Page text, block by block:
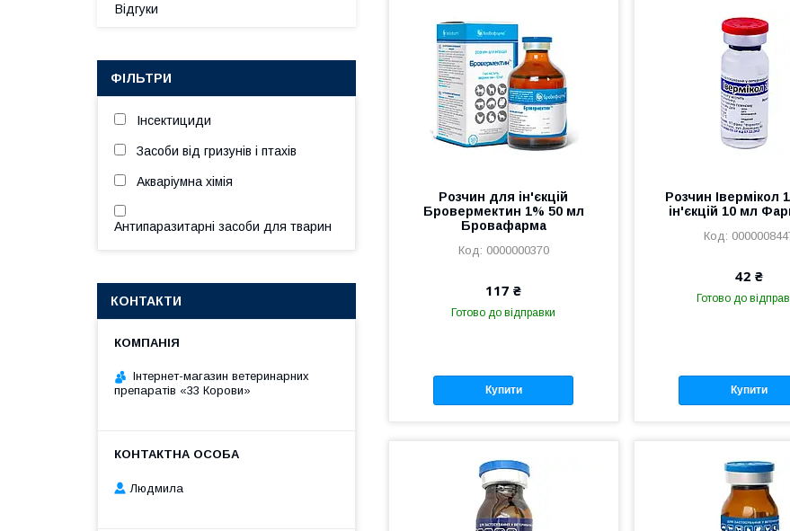
Розчин для ін'єкцій
Бровермектин 1% 50 мл
Бровафарма
0000000370
117 ₴
Готово до відправки
Купити
Розчин Івермікол
ін'єкцій 10 мл
42 ₴
Готово до
Купити
Відгуки
ФІЛЬТРИ
Інсектициди
Засоби від гризунів і птахів
Акваріумна хімія
Антипаразитарні засоби для тварин
КОНТАКТИ
Інтернет-магазин ветеринарних
препаратів «33 Корови»
Людмила